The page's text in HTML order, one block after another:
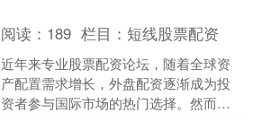
阅读： 189 栏目： 短线股票配资
近年来专业股票配资论坛，随着全球资
产配置需求增长，外盘配资逐渐成为投
资者参与国际市场的热门选择。然而，